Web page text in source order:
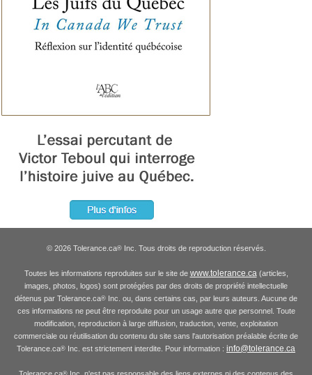
© 2026 Tolerance.ca®Inc. Tous droits de reproduction réservés.
Toutes les informations reproduites sur le site de www.tolerance.ca(articles,
images, photos, logos) sont protégées par des droits de propriété intellectuelle
détenus par Tolerance.ca® Inc. ou, dans certains cas, par leurs auteurs. Aucune de
ces informations ne peut être reproduite pour un usage autre que personnel. Toute
modification, reproduction à large diffusion, traduction, vente, exploitation
commerciale ou réutilisation du contenu du site sans l'autorisation préalable écrite de
Tolerance.ca® Inc. est strictement interdite. Pour information : info@tolerance.ca